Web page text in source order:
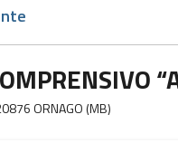
ORNAGO (MB)